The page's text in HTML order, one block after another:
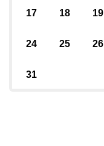
17 18 19
24 25 26
31